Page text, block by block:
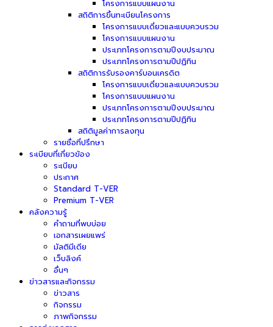
โครงการแบบแผนงาน
สถิติการขึ้นทะเบียนโครงการ
โครงการแบบเดี่ยวและแบบควบรวม
โครงการแบบแผนงาน
ประเภทโครงการตามปีงบประมาณ
ประเภทโครงการตามปีปฏิทิน
สถิติการรับรองคาร์บอนเครดิต
โครงการแบบเดี่ยวและแบบควบรวม
โครงการแบบแผนงาน
ประเภทโครงการตามปีงบประมาณ
ประเภทโครงการตามปีปฏิทิน
สถิติมูลค่าการลงทุน
รายชื่อที่ปรึกษา
ระเบียบที่เกี่ยวข้อง
ระเบียบ
ประกาศ
Standard T-VER
Premium T-VER
คลังความรู้
คำถามที่พบบ่อย
เอกสารเผยแพร่
มัลติมีเดีย
เว็บลิงค์
อื่นๆ
ข่าวสารและกิจกรรม
ข่าวสาร
กิจกรรม
ภาพกิจกรรม